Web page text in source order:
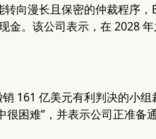
转向漫长且保密的仲裁程序
金。该公司表示，在 2028
161 亿美元有利判决的小
很困难”，并表示公司正准备